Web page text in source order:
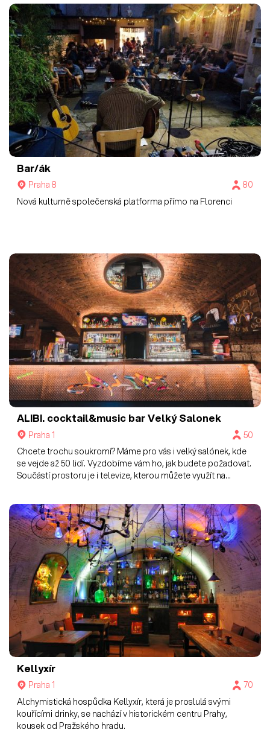
Bar/ák
Praha 8
80
Nová kulturně společenská platforma přímo na Florenci
ALIBI. cocktail&music barVelký Salonek
Praha 1
50
Chcete trochu soukromí? Máme pro vás i velký salónek, kde
se vejde až 50 lidí. Vyzdobíme vám ho, jak budete požadovat.
Součástí prostoru je i televize, kterou můžete využít na
Kellyxír
Praha 1
70
Alchymistická hospůdka Kellyxír, která je proslulá svými
kouřícími drinky, se nachází v historickém centru Prahy,
kousek od Pražského hradu.